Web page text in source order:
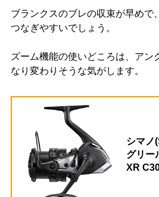
ブランクスのブレの収束が早めで
つなぎやすいでしょう。
ズーム機能の使いどころは、アン
なり変わりそうな気がします。
シマノ
グリー
XR